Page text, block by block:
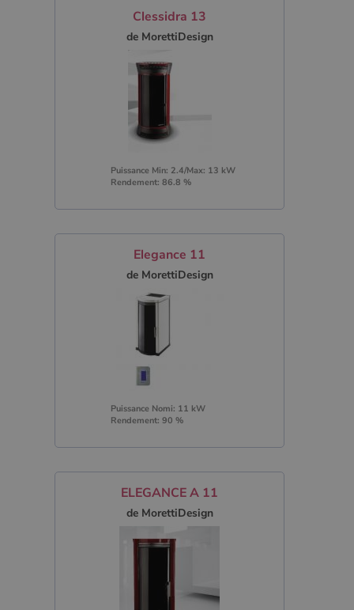
Clessidra 13
de MorettiDesign
Puissance Min: 2.4/Max: 13 kW
Rendement: 86.8 %
Elegance 11
de MorettiDesign
Puissance Nomi: 11 kW
Rendement: 90 %
ELEGANCE A 11
de MorettiDesign